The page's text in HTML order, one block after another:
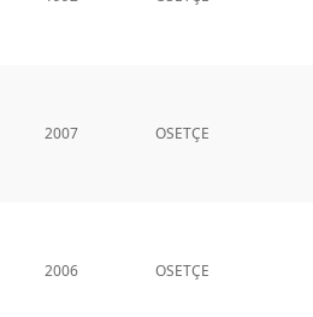
2007 OSETÇE
2006 OSETÇE